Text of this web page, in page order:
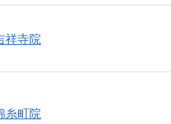
祥寺院
糸町院